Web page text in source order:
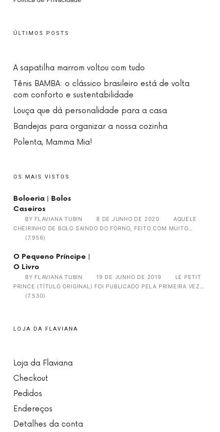
ÚLTIMOS POSTS
A sapatilha marrom voltou com tudo
Tênis BAMBA: o clássico brasileiro está de volta
com conforto e sustentabilidade
Louça que dá personalidade para a casa
Bandejas para organizar a nossa cozinha
Polenta, Mamma Mia!
OS MAIS VISTOS
Boloeria | Bolos
Caseiros
BY FLAVIANA TUBIN 8 DE JUNHO DE 2020
AQUELE
CHEIRINHO DE BOLO SAINDO DO FORNO, FEITO COM MUITO…
(7.956)
O Pequeno Príncipe |
O Livro
BY FLAVIANA TUBIN 19 DE JUNHO DE 2019
LE PETIT
PRINCE (TÍTULO ORIGINAL) FOI PUBLICADO PELA PRIMEIRA VEZ…
(7.530)
LOJA DA FLAVIANA
Loja da Flaviana
Checkout
Pedidos
Endereços
Detalhes da conta